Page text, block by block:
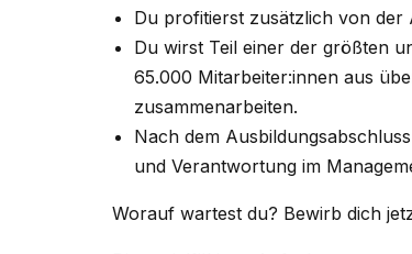
Du profitierst zusätzlich von der
Du wirst Teil einer der größten
65.000 Mitarbeiter:innen aus
zusammenarbeiten.
Nach dem
und Verantwortung im
Worauf wartest du? Bewirb dich